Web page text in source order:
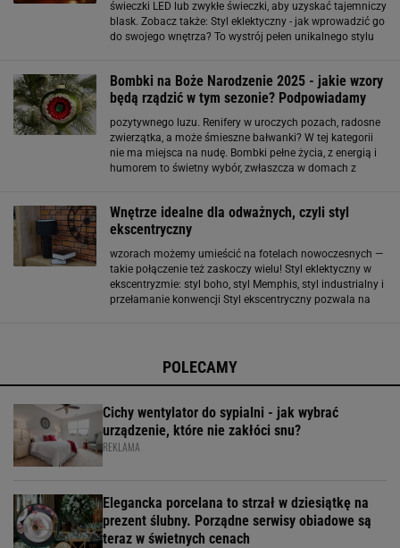
świeczki LED lub zwykłe świeczki, aby uzyskać tajemniczy
blask. Zobacz także: Styl eklektyczny - jak wprowadzić go
do swojego wnętrza? To wystrój pełen unikalnego stylu
Bombki na Boże Narodzenie 2025 - jakie wzory
będą rządzić w tym sezonie? Podpowiadamy
pozytywnego luzu. Renifery w uroczych pozach, radosne
zwierzątka, a może śmieszne bałwanki? W tej kategorii
nie ma miejsca na nudę. Bombki pełne życia, z energią i
humorem to świetny wybór, zwłaszcza w domach z
Wnętrze idealne dla odważnych, czyli styl
ekscentryczny
wzorach możemy umieścić na fotelach nowoczesnych —
takie połączenie też zaskoczy wielu! Styl eklektyczny w
ekscentryzmie: styl boho, styl Memphis, styl industrialny i
przełamanie konwencji Styl ekscentryczny pozwala na
POLECAMY
Cichy wentylator do sypialni - jak wybrać
urządzenie, które nie zakłóci snu?
REKLAMA
Elegancka porcelana to strzał w dziesiątkę na
prezent ślubny. Porządne serwisy obiadowe są
teraz w świetnych cenach